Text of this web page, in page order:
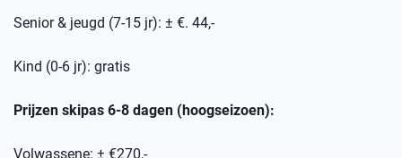
Senior & jeugd (7-15 jr): ± €. 44,-
Kind (0-6 jr): gratis
Prijzen skipas 6-8 dagen (hoogseizoen):
Volwassene: ± €270,-